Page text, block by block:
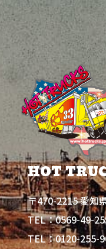
HOT
〒470-2215 愛知
TEL：0569-49-
TEL：0120-255-